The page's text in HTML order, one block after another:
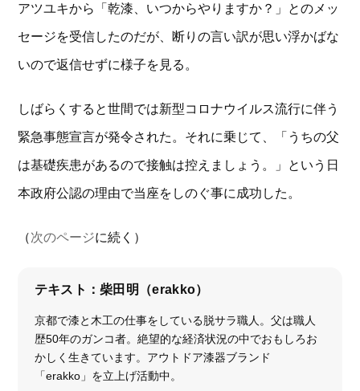
アツユキから「乾漆、いつからやりますか？」とのメッ
セージを受信したのだが、断りの言い訳が思い浮かばな
いので返信せずに様子を見る。
しばらくすると世間では新型コロナウイルス流行に伴う
緊急事態宣言が発令された。それに乗じて、「うちの父
は基礎疾患があるので接触は控えましょう。」という日
本政府公認の理由で当座をしのぐ事に成功した。
（次のページに続く）
テキスト：柴田明（erakko）
京都で漆と木工の仕事をしている脱サラ職人。父は職人
歴50年のガンコ者。絶望的な経済状況の中でおもしろお
かしく生きています。アウトドア漆器ブランド
「erakko」を立上げ活動中。